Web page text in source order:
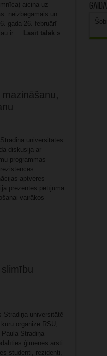
aicina uz
neizbēgamais un
gada 26. februārī
ir ... Lasīt tālāk »
universitātes
diskusija ar
programmas
aptveres
prezentēs pētījuma
vairākos
Stradiņa universitātē
organizē RSU,
Stradiņa
ģimenes ārsti
studenti, rezidenti,